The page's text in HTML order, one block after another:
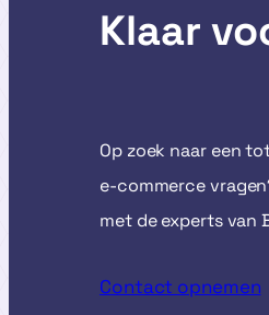
Klaar
Op zoek naar een
e-commerce
met de experts van
Contact opnemen